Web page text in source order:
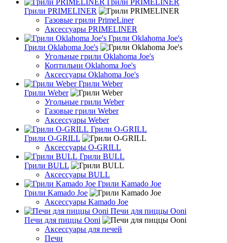
Грили PRIMELINER
Грили PRIMELINER
Газовые грили PrimeLiner
Аксессуары PRIMELINER
Грили Oklahoma Joe's
Грили Oklahoma Joe's
Угольные грили Oklahoma Joe's
Коптильни Oklahoma Joe's
Аксессуары Oklahoma Joe's
Грили Weber
Грили Weber
Угольные грили Weber
Газовые грили Weber
Аксессуары Weber
Грили O-GRILL
Грили O-GRILL
Аксессуары O-GRILL
Грили BULL
Грили BULL
Аксессуары BULL
Грили Kamado Joe
Грили Kamado Joe
Аксессуары Kamado Joe
Печи для пиццы Ooni
Печи для пиццы Ooni
Аксессуары для печей
Печи